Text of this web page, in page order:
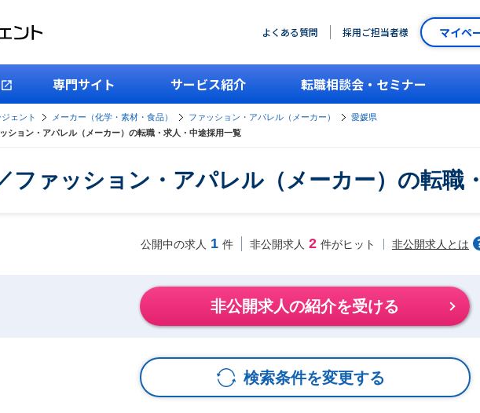
よくある質問 採用ご担当者様 マイペ
専門サイト サービス紹介 転職相談会・セミナー
ェント メーカー（化学・素材・食品） ファッション・アパレル（メーカー）
愛媛県
ション・アパレル（メーカー）の転職・求人・中途採用一覧
ファッション・アパレル（メーカー）の転職
公開中の求人 1 件 非公開求人 2 件がヒット 非公開求人とは
非公開求人の紹介を受ける
検索条件を変更する